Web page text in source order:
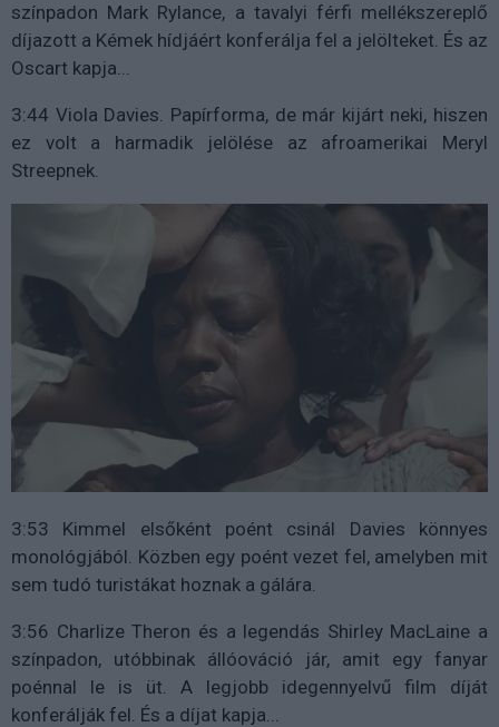
színpadon Mark Rylance, a tavalyi férfi mellékszereplő
díjazott a Kémek hídjáért konferálja fel a jelölteket. És az
Oscart kapja...
3:44 Viola Davies. Papírforma, de már kijárt neki, hiszen
ez volt a harmadik jelölése az afroamerikai Meryl
Streepnek.
3:53 Kimmel elsőként poént csinál Davies könnyes
monológjából. Közben egy poént vezet fel, amelyben mit
sem tudó turistákat hoznak a gálára.
3:56 Charlize Theron és a legendás Shirley MacLaine a
színpadon, utóbbinak állóováció jár, amit egy fanyar
poénnal le is üt. A legjobb idegennyelvű film díját
konferálják fel. És a díjat kapja...